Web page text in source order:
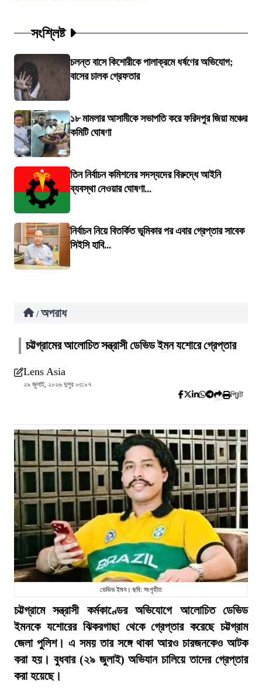
সংশ্লিষ্ট
চলন্ত বাসে কিশোরীকে পালাক্রমে ধর্ষণের অভিযোগ;
বাসের চালক গ্রেফতার
১৮ মামলার আসামীকে সভাপতি করে ফরিদপুর জিয়া মঞ্চের
কমিটি ঘোষণা
তিন নির্বাচন কমিশনের সদস্যদের বিরুদ্ধে আইনি
ব্যবস্থা নেওয়ার ঘোষণা...
নির্বাচন নিয়ে বিতর্কিত ভূমিকার পর এবার গ্রেপ্তার সাবেক
সিইসি হাবি...
/ অপরাধ
চট্টগ্রামের আলোচিত সন্ত্রাসী ডেভিড ইমন যশোরে গ্রেপ্তার
Lens Asia
২৯ জুলাই, ২০২৬ দুপুর ০৩:০৭
প্রিন্ট
ডেভিড ইমন। ছবি: সংগৃহীত
চট্টগ্রামে সন্ত্রাসী কর্মকাণ্ডের অভিযোগে আলোচিত ডেভিড
ইমনকে যশোরের ঝিকরগাছা থেকে গ্রেপ্তার করেছে চট্টগ্রাম
জেলা পুলিশ। এ সময় তার সঙ্গে থাকা আরও চারজনকেও আটক
করা হয়। বুধবার (২৯ জুলাই) অভিযান চালিয়ে তাদের গ্রেপ্তার
করা হয়েছে।